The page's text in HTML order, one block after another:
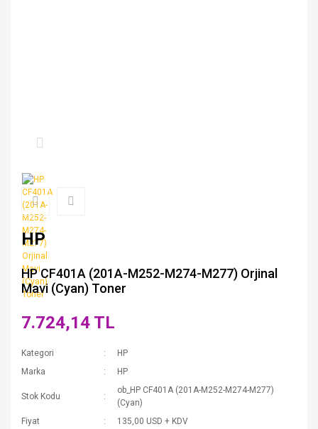
HP
HP CF401A (201A-M252-M274-M277) Orjinal
Mavi (Cyan) Toner
7.724,14 TL
Kategori
HP
Marka
HP
Stok Kodu
ob_HP CF401A (201A-M252-M274-M277)
(Cyan)
Fiyat
135,00 USD + KDV